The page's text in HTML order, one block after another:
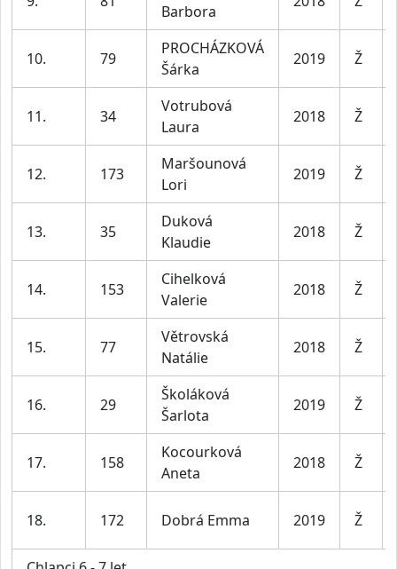
Barbora
10. 79
PROCHÁZKOVÁ
Šárka
2019 Ž
11. 34
Votrubová
Laura
2018 Ž
12. 173
Maršounová
Lori
2019 Ž
13. 35
Duková
Klaudie
2018 Ž
14. 153
Cihelková
Valerie
2018 Ž
15. 77
Větrovská
Natálie
2018 Ž
16. 29
Školáková
Šarlota
2019 Ž
17. 158
Kocourková
Aneta
2018 Ž
18. 172 Dobrá Emma 2019 Ž